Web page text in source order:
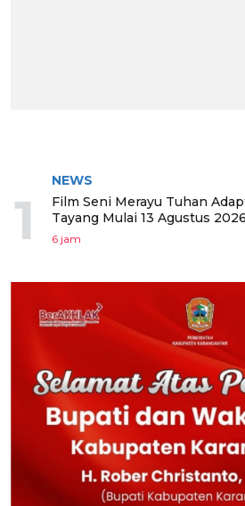
1
NEWS
Film Seni Merayu Tuhan
Tayang Mulai 13 Agustus 2026
6 jam